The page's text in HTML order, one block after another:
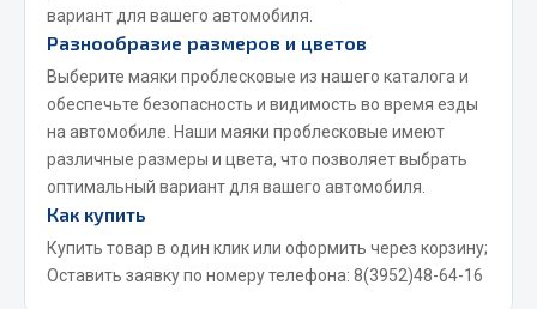
Весь раздел
CUMMINS HAFFEN
Весь раздел
вариант для вашего автомобиля.
Разнообразие размеров и цветов
Выберите маяки проблесковые из нашего каталога и
обеспечьте безопасность и видимость во время езды
на автомобиле. Наши маяки проблесковые имеют
различные размеры и цвета, что позволяет выбрать
оптимальный вариант для вашего автомобиля.
Как купить
Купить товар в один клик или оформить через корзину;
Оставить заявку по номеру телефона: 8(3952)48-64-16